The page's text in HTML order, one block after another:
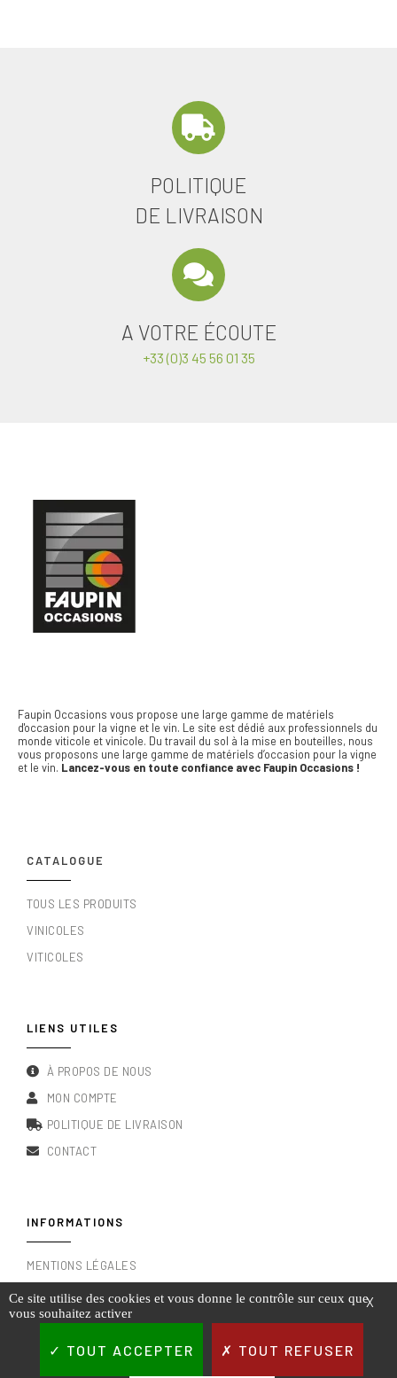
POLITIQUE
DE LIVRAISON
A VOTRE ÉCOUTE
+33 (0)3 45 56 01 35
Faupin Occasions vous propose une large gamme de matériels
d'occasion pour la vigne et le vin. Le site est dédié aux professionnels du
monde viticole et vinicole. Du travail du sol à la mise en bouteilles, nous
vous proposons une large gamme de matériels d’occasion pour la vigne
et le vin. Lancez-vous en toute confiance avec Faupin Occasions !
CATALOGUE
TOUS LES PRODUITS
VINICOLES
VITICOLES
LIENS UTILES
À PROPOS DE NOUS
MON COMPTE
POLITIQUE DE LIVRAISON
CONTACT
INFORMATIONS
MENTIONS LÉGALES
CONDITIONS GÉNÉRALES DE VENTE
RGPD & POLITIQUE DE CONFIDENTIALITÉ
X
Ce site utilise des cookies et vous donne le contrôle sur ceux que
vous souhaitez activer
TOUT ACCEPTER TOUT REFUSER